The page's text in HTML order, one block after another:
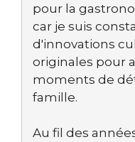
pour la
car je suis
d'innovations
originales pour
moments de
famille.
Au fil des